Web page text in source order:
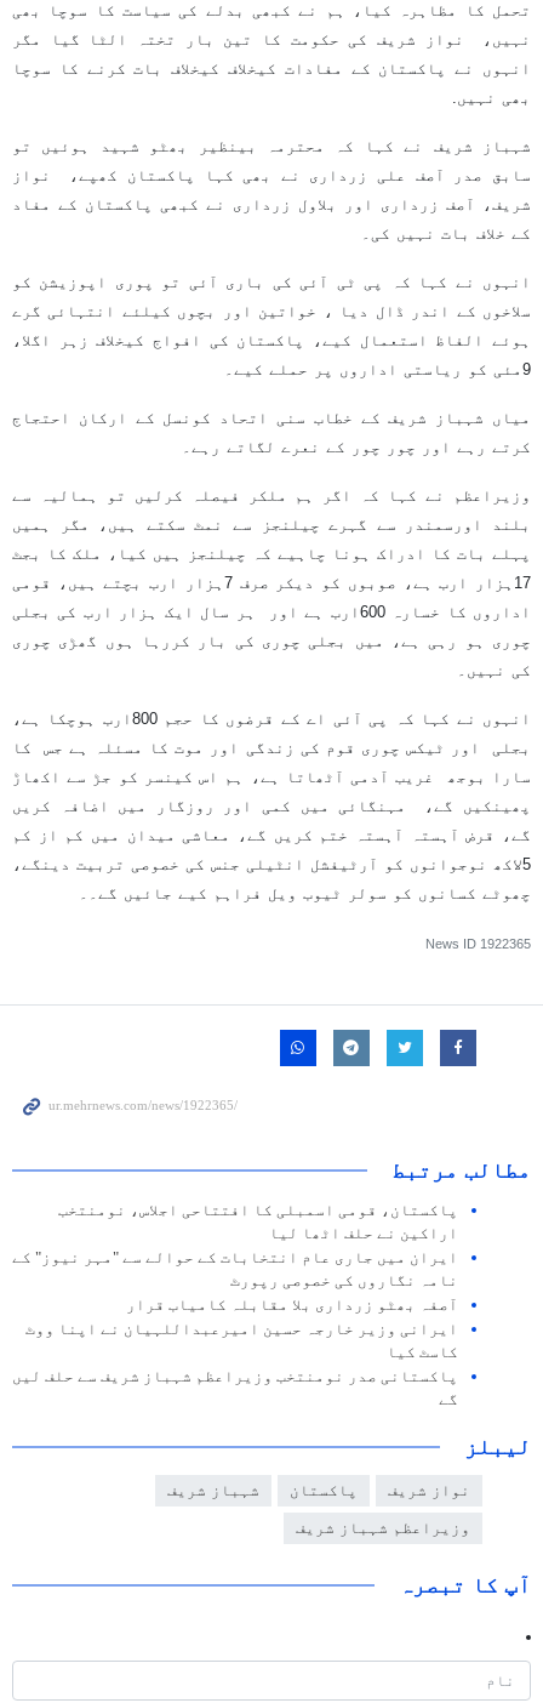
تحمل کا مظاہرہ کیا، ہم نے کبھی بدلے کی سیاست کا سوچا بھی
نہیں، نواز شریف کی حکومت کا تین بار تختہ الٹا گیا مگر
انہوں نے پاکستان کے مفادات کیخلاف کیخلاف بات کرنے کا سوچا
بھی نہیں.
شہباز شریف نے کہا کہ محترمہ بینظیر بھٹو شہید ہوئیں تو
سابق صدر آصف علی زرداری نے بھی کہا پاکستان کھپے، نواز
شریف، آصف زرداری اور بلاول زرداری نے کبھی پاکستان کے مفاد
کے خلاف بات نہیں کی۔
انہوں نے کہا کہ پی ٹی آئی کی باری آئی تو پوری اپوزیشن کو
سلاخوں کے اندر ڈال دیا ، خواتین اور بچوں کیلئے انتہائی گرے
ہوئے الفاظ استعمال کیے، پاکستان کی افواج کیخلاف زہر اگلا،
9مئی کو ریاستی اداروں پر حملے کیے۔
میاں شہباز شریف کے خطاب سنی اتحاد کونسل کے ارکان احتجاج
کرتے رہے اور چور چور کے نعرے لگاتے رہے۔
وزیراعظم نے کہا کہ اگر ہم ملکر فیصلہ کرلیں تو ہمالیہ سے
بلند اورسمندر سے گہرے چیلنجز سے نمٹ سکتے ہیں، مگر ہمیں
پہلے بات کا ادراک ہونا چاہیے کہ چیلنجز ہیں کیا، ملک کا بجٹ
17ہزار ارب ہے، صوبوں کو دیکر صرف 7ہزار ارب بچتے ہیں، قومی
اداروں کا خسارہ 600ارب ہے اور ہر سال ایک ہزار ارب کی بجلی
چوری ہو رہی ہے، میں بجلی چوری کی بار کررہا ہوں گھڑی چوری
کی نہیں۔
انہوں نے کہا کہ پی آئی اے کے قرضوں کا حجم 800ارب ہوچکا ہے،
بجلی اور ٹیکس چوری قوم کی زندگی اور موت کا مسئلہ ہے جس کا
سارا بوجھ غریب آدمی آٹھاتا ہے، ہم اس کینسر کو جڑ سے اکھاڑ
پھینکیں گے، مہنگائی میں کمی اور روزگار میں اضافہ کریں
گے، قرض آہستہ آہستہ ختم کریں گے، معاشی میدان میں کم از کم
5لاکھ نوجوانوں کو آرٹیفشل انٹیلی جنس کی خصوصی تربیت دینگے،
چھوٹے کسانوں کو سولر ٹیوب ویل فراہم کیے جائیں گے۔۔
News ID 1922365
مطالب مرتبط
پاکستان، قومی اسمبلی کا افتتاحی اجلاس، نومنتخب
اراکین نے حلف اٹھا لیا
ایران میں جاری عام انتخابات کے حوالے سے "مہر نیوز" کے
نامہ نگاروں کی خصوصی رپورٹ
آصفہ بھٹو زرداری بلا مقابلہ کامیاب قرار
ایرانی وزیر خارجہ حسین امیرعبداللہیان نے اپنا ووٹ
کاسٹ کیا
پاکستانی صدر نومنتخب وزیراعظم شہباز شریف سے حلف لیں
گے
لیبلز
نواز شریف پاکستان شہباز شریف
وزیراعظم شہباز شریف
آپ کا تبصرہ